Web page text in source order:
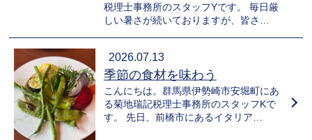
税理士事務所のスタッフYです。 毎日厳
しい暑さが続いておりますが、皆さ…
2026.07.13
季節の食材を味わう
こんにちは。群馬県伊勢崎市安堀町にあ
る菊地瑞記税理士事務所のスタッフKで
す。 先日、前橋市にあるイタリア…